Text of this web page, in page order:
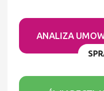
ANALIZA